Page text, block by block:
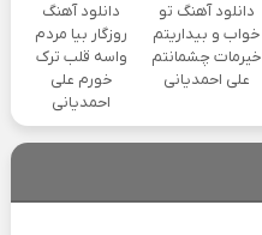
دانلود آهنگ تو
خواب و بیداریتم
خیرمات چشمانتم
علی احمدیانی
دانلود آهنگ
روزگار بیا مردم
واسه قلب ترک
خورم علی
احمدیانی